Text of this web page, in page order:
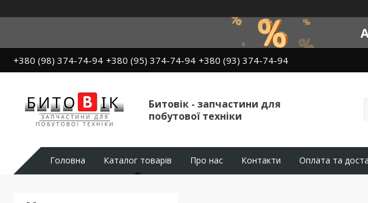
+380 (98) 374-74-94 +380 (95) 374-74-94 +380 (93) 374-74-94
Битовік - запчастини для
побутової техніки
Головна Каталог товарів Про нас Контакти Оплата та